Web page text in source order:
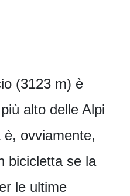
(3123 m) è
alto delle Alpi
ovviamente,
bicicletta se la
le ultime